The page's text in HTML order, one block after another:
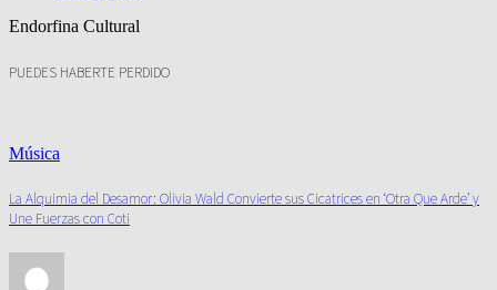
Endorfina Cultural
PUEDES HABERTE PERDIDO
Música
La Alquimia del Desamor: Olivia Wald Convierte sus Cicatrices en ‘Otra Que Arde’ y
Une Fuerzas con Coti